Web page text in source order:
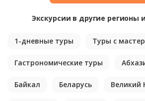
Экскурсии в другие регионы
1-дневные туры Туры с
Гастрономические туры
Байкал Беларусь Великий